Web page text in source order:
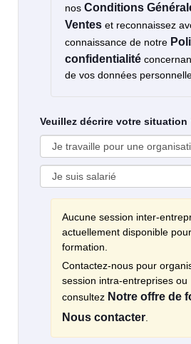
nos Conditions
Ventes et reconnaissez
connaissance de notre
confidentialité
de vos données
Veuillez décrire votre situation
Aucune session inter-
actuellement disponible
formation.
Contactez-nous pour
session intra-entreprises ou
consultez Notre offre de
Nous contacter.